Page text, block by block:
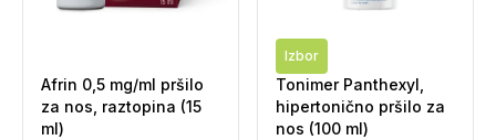
Afrin 0,5 mg/ml pršilo
za nos, raztopina (15
ml)
Izbor
Tonimer Panthexyl,
hipertonično pršilo za
nos (100 ml)